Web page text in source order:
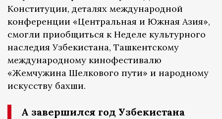
Конституции, деталях международной
конференции «Центральная и Южная Азия»,
смогли приобщиться к Неделе культурного
наследия Узбекистана, Ташкентскому
международному кинофестивалю
«Жемчужина Шелкового пути» и народному
искусству бахши.
А завершился год Узбекистана